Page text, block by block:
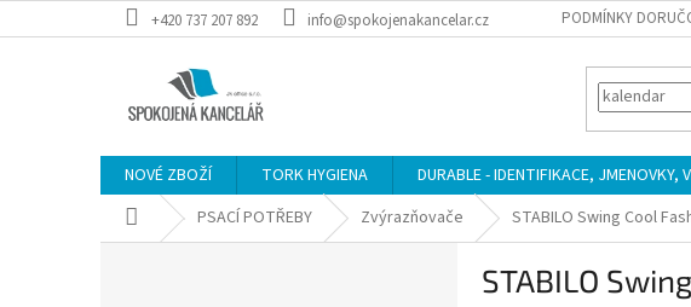
na
+420 737 207 892 info@spokojenakancelar.cz PODMÍNKY
NOVÉ ZBOŽÍ TORK HYGIENA DURABLE - IDENTIFIKACE, JMENOVKY,
Domů PSACÍ POTŘEBY Zvýrazňovače STABILO Swing Cool
STABILO